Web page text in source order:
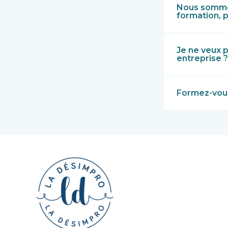
Nous
formation,
Je ne veux
entreprise ?
Formez-